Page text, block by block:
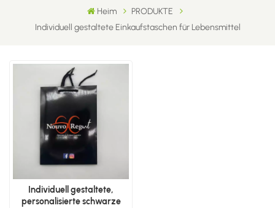
Heim
PRODUKTE
Individuell gestaltete Einkaufstaschen für Lebensmittel
Individuell gestaltete,
personalisierte schwarze